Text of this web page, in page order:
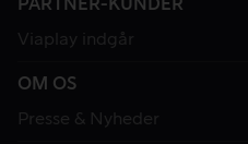
PARTNER-KUNDER
Viaplay indgår
OM OS
Presse & Nyheder